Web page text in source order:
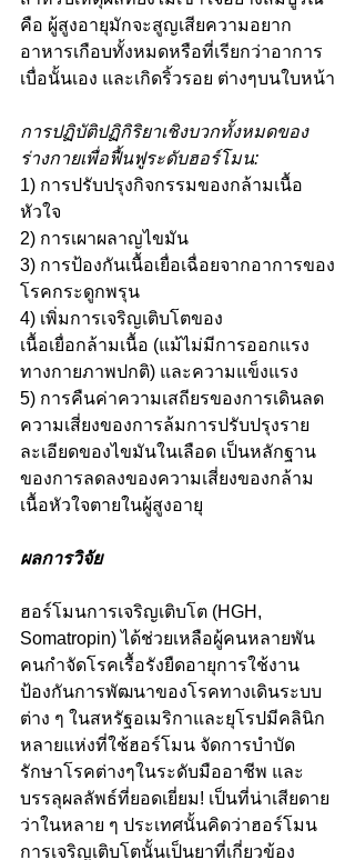
คือ ผู้สูงอายุมักจะสูญเสียความอยาก
อาหารเกือบทั้งหมดหรือที่เรียกว่าอาการ
เบื่อนั้นเอง และเกิดริ้วรอย ต่างๆบนใบหน้า
การปฏิบัติปฏิกิริยาเชิงบวกทั้งหมดของ
ร่างกายเพื่อฟื้นฟูระดับฮอร์โมน:
1) การปรับปรุงกิจกรรมของกล้ามเนื้อ
หัวใจ
2) การเผาผลาญไขมัน
3) การป้องกันเนื้อเยื่อเฉื่อยจากอาการของ
โรคกระดูกพรุน
4) เพิ่มการเจริญเติบโตของ
เนื้อเยื่อกล้ามเนื้อ (แม้ไม่มีการออกแรง
ทางกายภาพปกติ) และความแข็งแรง
5) การคืนค่าความเสถียรของการเดินลด
ความเสี่ยงของการล้มการปรับปรุงราย
ละเอียดของไขมันในเลือด เป็นหลักฐาน
ของการลดลงของความเสี่ยงของกล้าม
เนื้อหัวใจตายในผู้สูงอายุ
ผลการวิจัย
ฮอร์โมนการเจริญเติบโต (HGH,
Somatropin) ได้ช่วยเหลือผู้คนหลายพัน
คนกำจัดโรคเรื้อรังยืดอายุการใช้งาน
ป้องกันการพัฒนาของโรคทางเดินระบบ
ต่าง ๆ ในสหรัฐอเมริกาและยุโรปมีคลินิก
หลายแห่งที่ใช้ฮอร์โมน จัดการบำบัด
รักษาโรคต่างๆในระดับมืออาชีพ และ
บรรลุผลลัพธ์ที่ยอดเยี่ยม! เป็นที่น่าเสียดาย
ว่าในหลาย ๆ ประเทศนั้นคิดว่าฮอร์โมน
การเจริญเติบโตนั้นเป็นยาที่เกี่ยวข้อง